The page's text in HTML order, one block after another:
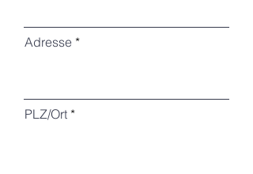
Adresse
PLZ/Ort